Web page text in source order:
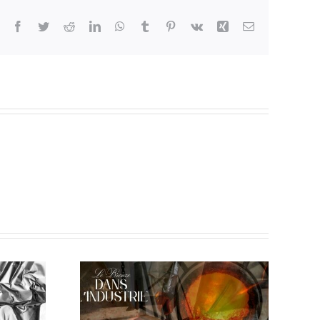
Facebook
TwitterRedditLinkedInWhatsApp
Tumblr Pinterest
Vk Xing Email
du